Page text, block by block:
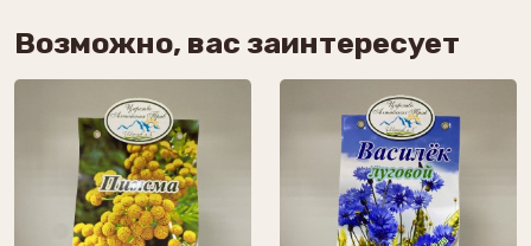
Возможно, вас заинтересует